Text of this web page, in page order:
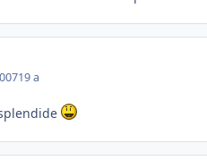
19 a